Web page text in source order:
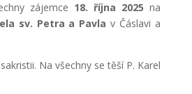
zájemce 18. října 2025 na
sv. Petra a Pavla v Čáslavi a
Na všechny se těší P. Karel